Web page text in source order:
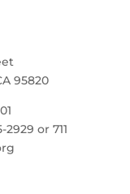
95820
or 711